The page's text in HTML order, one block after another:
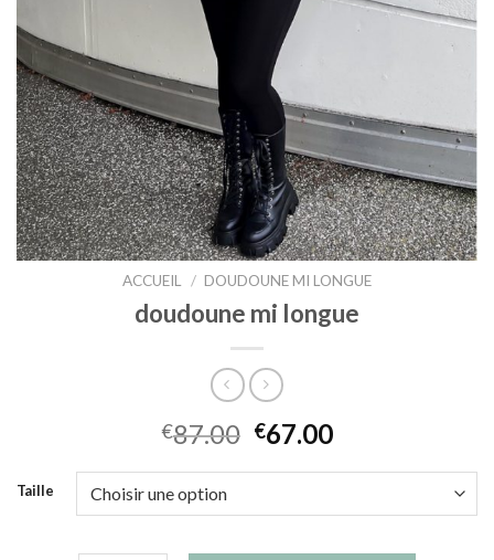
ACCUEIL / DOUDOUNE MI LONGUE
doudoune mi longue
€87.00 €67.00
Taille